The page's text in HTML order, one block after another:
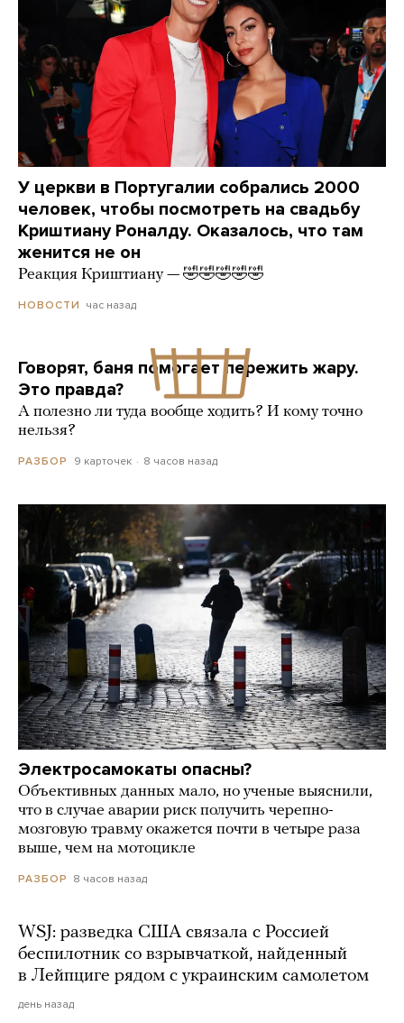
У церкви в Португалии собрались 2000
человек, чтобы посмотреть на свадьбу
Криштиану Роналду. Оказалось, что там
женится не он
Реакция Криштиану — 🤣🤣🤣🤣🤣
НОВОСТИ час назад
Говорят, баня помогает пережить жару.
Это правда?
А полезно ли туда вообще ходить? И кому точно
нельзя?
РАЗБОР 9 карточек 8 часов назад
Электросамокаты опасны?
Объективных данных мало, но ученые выяснили,
что в случае аварии риск получить черепно-
мозговую травму окажется почти в четыре раза
выше, чем на мотоцикле
РАЗБОР 8 часов назад
WSJ: разведка США связала с Россией
беспилотник со взрывчаткой, найденный
в Лейпциге рядом с украинским самолетом
день назад